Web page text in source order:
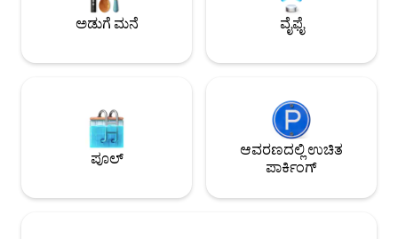
ನಮ್ಮ ಸಂಪೂರ್ಣ ಲಿಸ್ಟಿಂಗ್ ಅನ್ನು ಓದಿ.
ಅಡುಗೆ ಮನೆ ವೈಫೈ
ಪೂಲ್
ಆವರಣದಲ್ಲಿ ಉಚಿತ
ಪಾರ್ಕಿಂಗ್